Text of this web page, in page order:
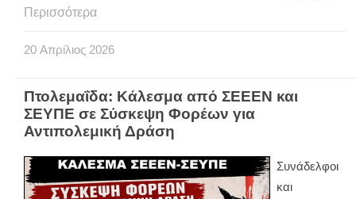
Περισσότερα
20 Απρίλιος 2026
Πτολεμαΐδα: Κάλεσμα από ΣΕΕΕΝ και
ΣΕΥΠΕ σε Σύσκεψη Φορέων για
Αντιπολεμική Δράση
Συνάδελφοι
και